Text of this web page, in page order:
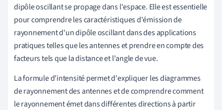
dipôle oscillant se propage dans l'espace. Elle est essentielle
pour comprendre les caractéristiques d'émission de
rayonnement d'un dipôle oscillant dans des applications
pratiques telles que les antennes et prendre en compte des
facteurs tels que la distance et l'angle de vue.
La formule d'intensité permet d'expliquer les diagrammes
de rayonnement des antennes et de comprendre comment
le rayonnement émet dans différentes directions à partir